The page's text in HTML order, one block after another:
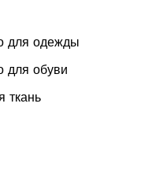
для одежды
для обуви
ткань